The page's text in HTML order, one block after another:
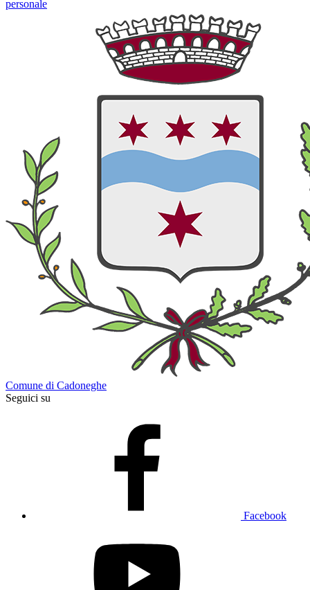
personale
Comune di Cadoneghe
Seguici su
Facebook